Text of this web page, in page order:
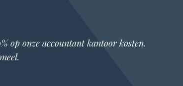
op onze accountant kantoorkosten.